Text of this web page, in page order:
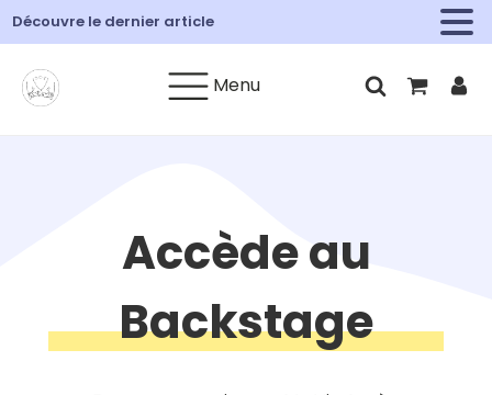
Découvre le dernier article
Menu
Accède au
Backstage